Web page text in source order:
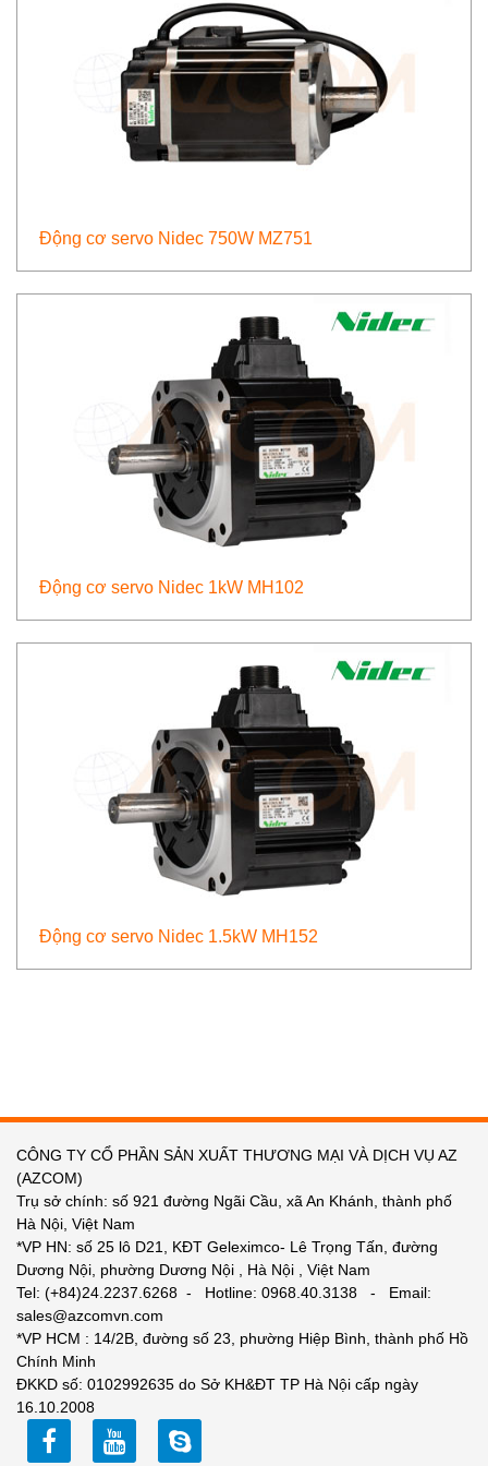
Động cơ servo Nidec 750W MZ751
Động cơ servo Nidec 1kW MH102
Động cơ servo Nidec 1.5kW MH152
CÔNG TY CỔ PHẦN SẢN XUẤT THƯƠNG MẠI VÀ DỊCH VỤ AZ
(AZCOM)
Trụ sở chính: số 921 đường Ngãi Cầu, xã An Khánh, thành phố
Hà Nội, Việt Nam
*VP HN: số 25 lô D21, KĐT Geleximco- Lê Trọng Tấn, đường
Dương Nội, phường Dương Nội , Hà Nội , Việt Nam
Tel: (+84)24.2237.6268 - Hotline: 0968.40.3138 - Email:
sales@azcomvn.com
*VP HCM : 14/2B, đường số 23, phường Hiệp Bình, thành phố Hồ
Chính Minh
ĐKKD số: 0102992635 do Sở KH&ĐT TP Hà Nội cấp ngày
16.10.2008